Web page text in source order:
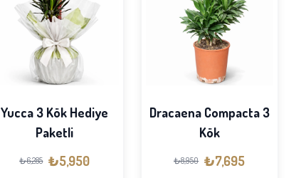
Yucca 3 Kök Hediye
Paketli
₺6,285 ₺5,950
Dracaena Compacta 3
Kök
₺8,950 ₺7,695